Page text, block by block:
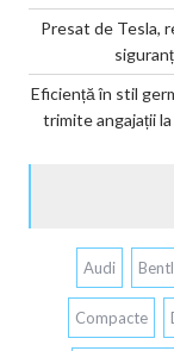
Presat de Tesla,
Eficiență în stil
trimite angajații
Audi
Compacte